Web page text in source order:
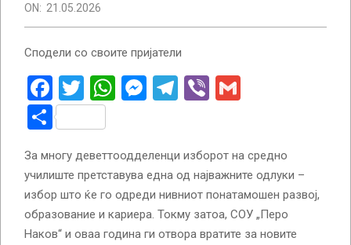
ON: 21.05.2026
Сподели со своите пријатели
Facebook
Twitter
WhatsApp
Messenger
Telegram
Viber
Share
За многу деветтоодделенци изборот на средно
училиште претставува една од најважните одлуки –
избор што ќе го одреди нивниот понатамошен развој,
образование и кариера. Токму затоа, СОУ „Перо
Наков“ и оваа година ги отвора вратите за новите